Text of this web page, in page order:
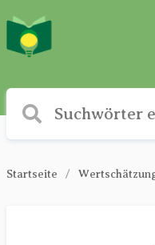
Startseite